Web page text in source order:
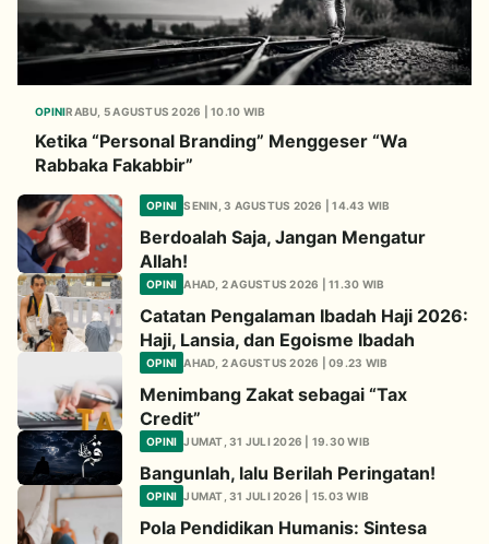
OPINIRABU, 5 AGUSTUS 2026 | 10.10 WIB
Ketika “Personal Branding” Menggeser “Wa
Rabbaka Fakabbir”
OPINI SENIN, 3 AGUSTUS 2026 | 14.43 WIB
Berdoalah Saja, Jangan Mengatur
Allah!
OPINI AHAD, 2 AGUSTUS 2026 | 11.30 WIB
Catatan Pengalaman Ibadah Haji 2026:
Haji, Lansia, dan Egoisme Ibadah
OPINI AHAD, 2 AGUSTUS 2026 | 09.23 WIB
Menimbang Zakat sebagai “Tax
Credit”
OPINI JUMAT, 31 JULI 2026 | 19.30 WIB
Bangunlah, lalu Berilah Peringatan!
OPINI JUMAT, 31 JULI 2026 | 15.03 WIB
Pola Pendidikan Humanis: Sintesa